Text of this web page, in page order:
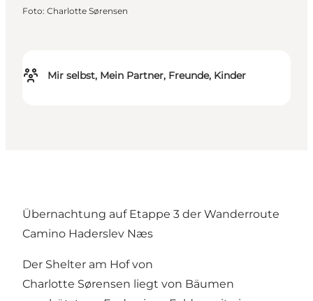
Mir selbst, Mein Partner, Freunde, Kinder
Foto: Charlotte Sørensen
Übernachtung auf Etappe 3 der Wanderroute
Camino Haderslev Næs
Der Shelter am Hof von
Charlotte Sørensen liegt von Bäumen